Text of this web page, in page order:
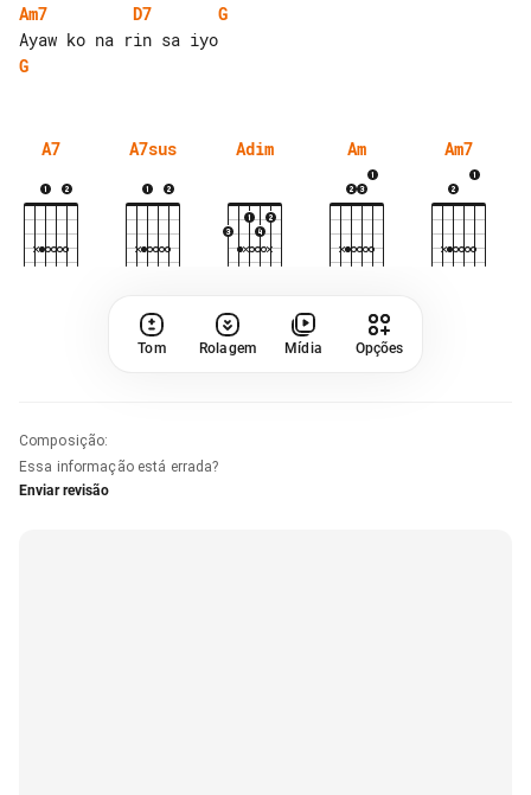
Am7
D7
G
G
A7 A7sus Adim Am Am7
Tom Rolagem Mídia Opções
Composição:
Essa informação está errada?
Enviar revisão